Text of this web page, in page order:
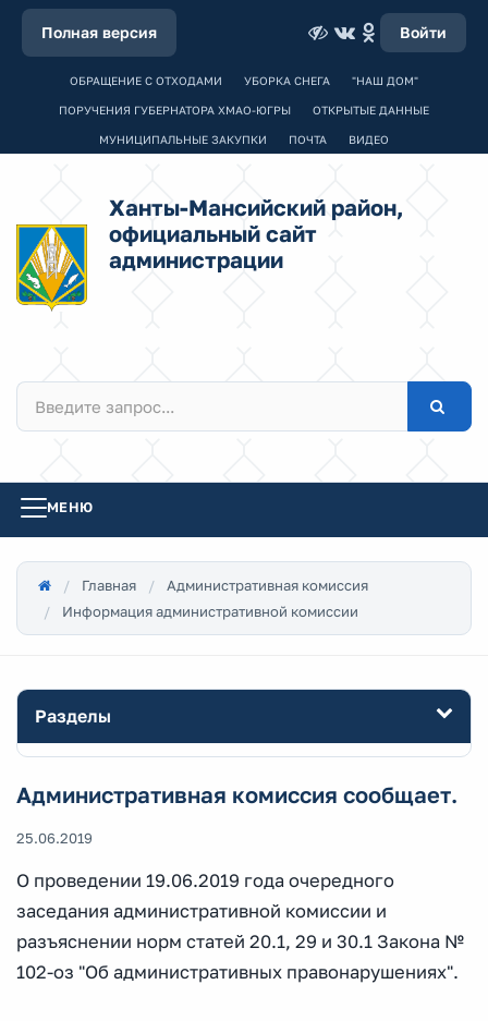
Полная версия Войти
ОБРАЩЕНИЕ С ОТХОДАМИ УБОРКА СНЕГА "НАШ ДОМ"
ПОРУЧЕНИЯ ГУБЕРНАТОРА ХМАО-ЮГРЫ ОТКРЫТЫЕ ДАННЫЕ
МУНИЦИПАЛЬНЫЕ ЗАКУПКИ ПОЧТА ВИДЕО
Ханты-Мансийский район,
официальный сайт
администрации
МЕНЮ
Главная
Административная комиссия
Информация административной комиссии
Разделы
Административная комиссия сообщает.
25.06.2019
О проведении 19.06.2019 года очередного
заседания административной комиссии и
разъяснении норм статей 20.1, 29 и 30.1 Закона №
102-оз "Об административных правонарушениях".